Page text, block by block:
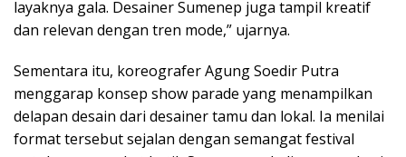
layaknya gala. Desainer Sumenep juga tampil kreatif
dan relevan dengan tren mode,” ujarnya.
Sementara itu, koreografer Agung Soedir Putra
menggarap konsep show parade yang menampilkan
delapan desain dari desainer tamu dan lokal. Ia menilai
format tersebut sejalan dengan semangat festival